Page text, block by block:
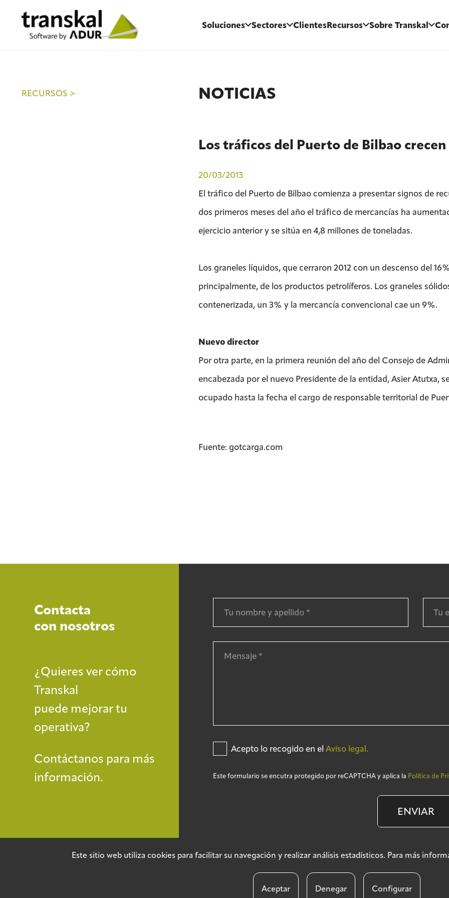
Soluciones Sectores ClientesRecursos Sobre Transkal
RECURSOS > NOTICIAS
Los tráficos del Puerto de Bilbao
20/03/2013
El tráfico del Puerto de Bilbao comienza a presentar signos de
dos primeros meses del año el tráfico de mercancías ha
ejercicio anterior y se sitúa en 4,8 millones de toneladas.
Los graneles líquidos, que cerraron 2012 con un descenso del
principalmente, de los productos petrolíferos. Los graneles
contenerizada, un 3% y la mercancía convencional cae un 9%.
Nuevo director
Por otra parte, en la primera reunión del año del Consejo de
encabezada por el nuevo Presidente de la entidad, Asier Atutxa,
ocupado hasta la fecha el cargo de responsable territorial de
Fuente: gotcarga.com
Contacta
con nosotros
¿Quieres ver cómo
Transkal
puede mejorar tu
operativa?
Contáctanos para más
información.
Acepto lo recogido en elAviso legal.
Este formulario se encutra protegido por reCAPTCHA y aplica la Política de
ENVIAR
Aviso legal
Este sitio web utiliza cookies para facilitar su navegación y realizar análisis estadísticos. Para más
Aceptar Denegar Configurar